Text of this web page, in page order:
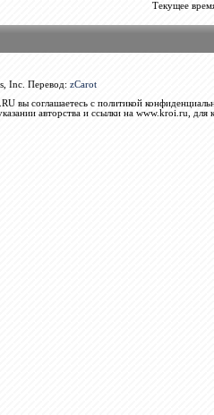
Текущее
Inc. Перевод: zCarot
вы соглашаетесь с политикой
авторства и ссылки на www.kroi.ru, для